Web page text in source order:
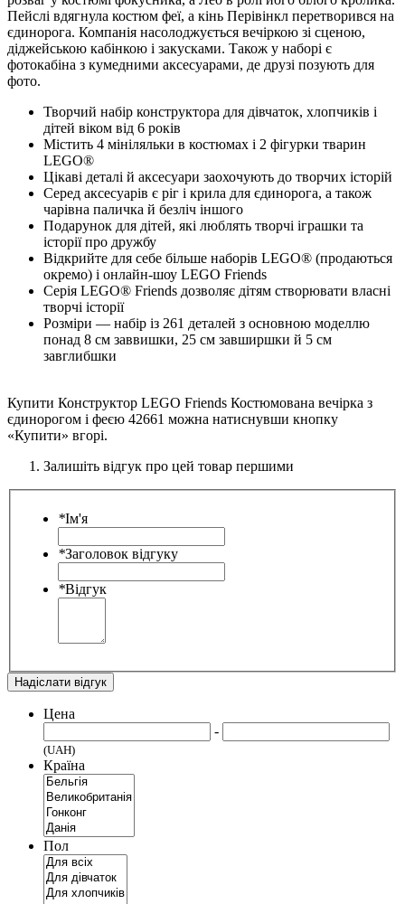
Пейслі вдягнула костюм феї, а кінь Перівінкл перетворився на
єдинорога. Компанія насолоджується вечіркою зі сценою,
діджейською кабінкою і закусками. Також у наборі є
фотокабіна з кумедними аксесуарами, де друзі позують для
фото.
Творчий набір конструктора для дівчаток, хлопчиків і
дітей віком від 6 років
Містить 4 мініляльки в костюмах і 2 фігурки тварин
LEGO®
Цікаві деталі й аксесуари заохочують до творчих історій
Серед аксесуарів є ріг і крила для єдинорога, а також
чарівна паличка й безліч іншого
Подарунок для дітей, які люблять творчі іграшки та
історії про дружбу
Відкрийте для себе більше наборів LEGO® (продаються
окремо) і онлайн-шоу LEGO Friends
Серія LEGO® Friends дозволяє дітям створювати власні
творчі історії
Розміри — набір із 261 деталей з основною моделлю
понад 8 см заввишки, 25 см завширшки й 5 см
завглибшки
Купити Конструктор LEGO Friends Костюмована вечірка з
єдинорогом і феєю 42661 можна натиснувши кнопку
«Купити» вгорі.
Залишіть відгук про цей товар першими
*Ім'я
*Заголовок відгуку
*Відгук
Надіслати відгук
Цена
-
(UAH)
Країна
Пол